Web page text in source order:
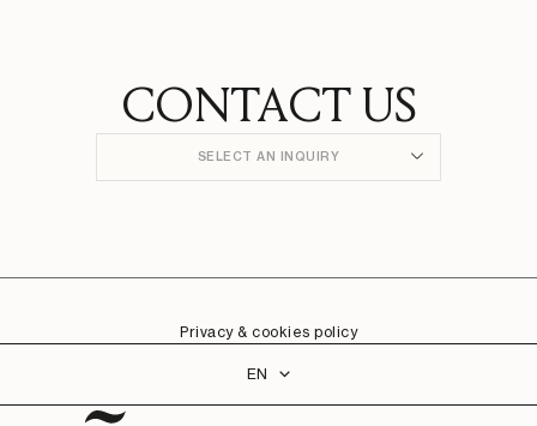
CONTACT US
SELECT AN INQUIRY
Privacy & cookies policy
Language
EN